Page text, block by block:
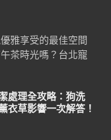
雅享受的最佳空間
茶時光嗎？台北寵
處理全攻略：狗洗
衣草影響一次解答！